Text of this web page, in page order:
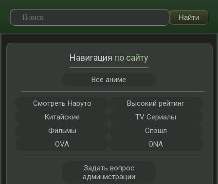
Навигация по сайту
Все аниме
Смотреть Наруто
Высокий рейтинг
Китайские
TV Сериалы
Фильмы
Спэшл
OVA
ONA
Задать вопрос
администрации